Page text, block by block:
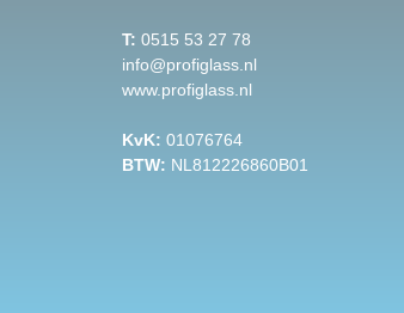
T: 0515 53 27 78
info@profiglass.nl
www.profiglass.nl
KvK: 01076764
BTW: NL812226860B01